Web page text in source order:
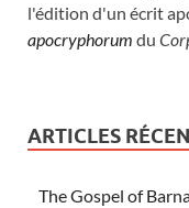
l'édition d'un écrit
apocryphorum du
ARTICLES
The Gospel of